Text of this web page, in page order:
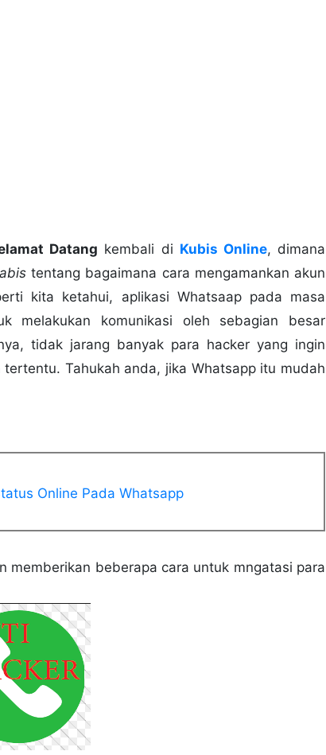
Datang kembali di Kubis Online, dimana
tentang bagaimana cara mengamankan akun
kita ketahui, aplikasi Whatsaap pada masa
melakukan komunikasi oleh sebagian besar
tidak jarang banyak para hacker yang ingin
Tahukah anda, jika Whatsapp itu mudah
Online Pada Whatsapp
memberikan beberapa cara untuk mngatasi para